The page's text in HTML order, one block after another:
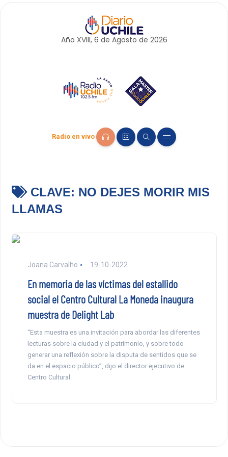
Año XVIII, 6 de Agosto de 2026
Radio en vivo
CLAVE: NO DEJES MORIR MIS
LLAMAS
Joana Carvalho 19-10-2022
En memoria de las víctimas del estallido
social el Centro Cultural La Moneda inaugura
muestra de Delight Lab
“Esta muestra es una invitación para abordar las diferentes
lecturas sobre la ciudad y el patrimonio, y sobre todo
generar una reflexión sobre la disputa de sentidos que se
da en el espacio público”, dijo el director ejecutivo de
Centro Cultural.